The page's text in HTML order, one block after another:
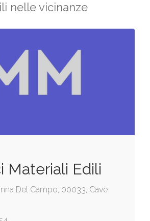
nelle vicinanze
Materiali Edili
Del Campo, 00033, Cave